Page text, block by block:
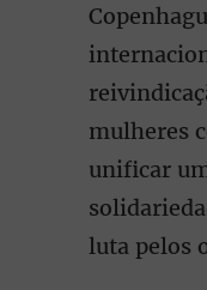
mulheres
unificar
luta pelos